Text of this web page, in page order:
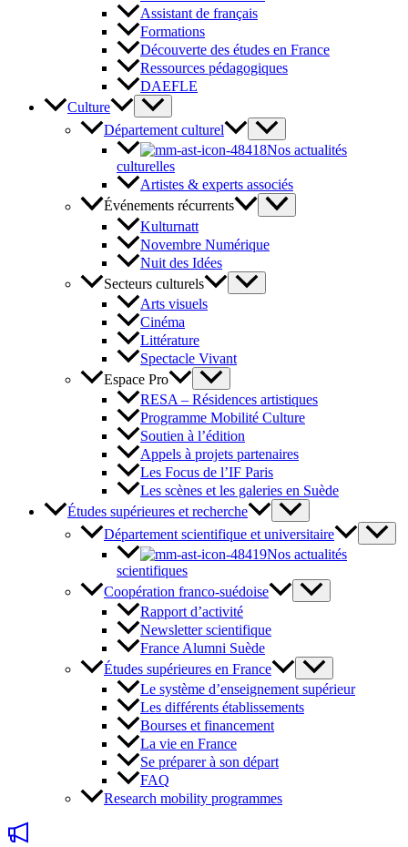
Assistant de français
Formations
Découverte des études en France
Ressources pédagogiques
DAEFLE
Culture
Département culturel
Nos actualités
culturelles
Artistes & experts associés
Événements récurrents
Kulturnatt
Novembre Numérique
Nuit des Idées
Secteurs culturels
Arts visuels
Cinéma
Littérature
Spectacle Vivant
Espace Pro
RESA – Résidences artistiques
Programme Mobilité Culture
Soutien à l’édition
Appels à projets partenaires
Les Focus de l’IF Paris
Les scènes et les galeries en Suède
Études supérieures et recherche
Département scientifique et universitaire
Nos actualités
scientifiques
Coopération franco-suédoise
Rapport d’activité
Newsletter scientifique
France Alumni Suède
Études supérieures en France
Le système d’enseignement supérieur
Les différents établissements
Bourses et financement
La vie en France
Se préparer à son départ
FAQ
Research mobility programmes